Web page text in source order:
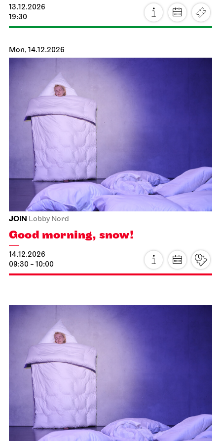
Schauspiel Stuttgart Schauspielhaus
Dancing Idiots
13.12.2026
Mon, 14.12.2026
Lobby Nord
Good morning, snow!
14.12.2026
09:30 - 10:00